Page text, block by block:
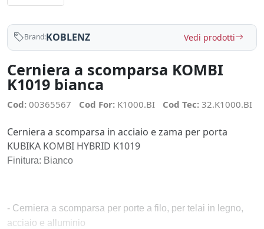
Brand:KOBLENZ Vedi prodotti
Cerniera a scomparsa KOMBI
K1019 bianca
Cod: 00365567 Cod For: K1000.BI Cod Tec: 32.K1000.BI
Cerniera a scomparsa in acciaio e zama per porta
KUBIKA KOMBI HYBRID K1019
Finitura: Bianco
- Cerniera a scomparsa per porte a filo, per telai in legno,
acciaio e alluminio